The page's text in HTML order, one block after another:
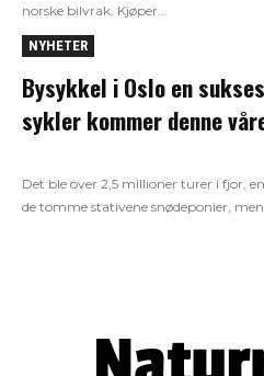
norske bilvrak. Kjøper...
NYHETER
Bysykkel i Oslo en
sykler kommer denne
Det ble over 2,5 millioner turer i fjor,
de tomme stativene snødeponier, men